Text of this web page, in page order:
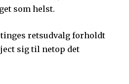
som helst.
retsudvalg forholdt
sig til netop det